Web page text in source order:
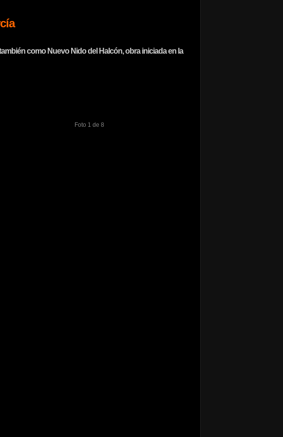
como Nuevo Nido del Halcón, obra iniciada en la
Foto 1 de 8